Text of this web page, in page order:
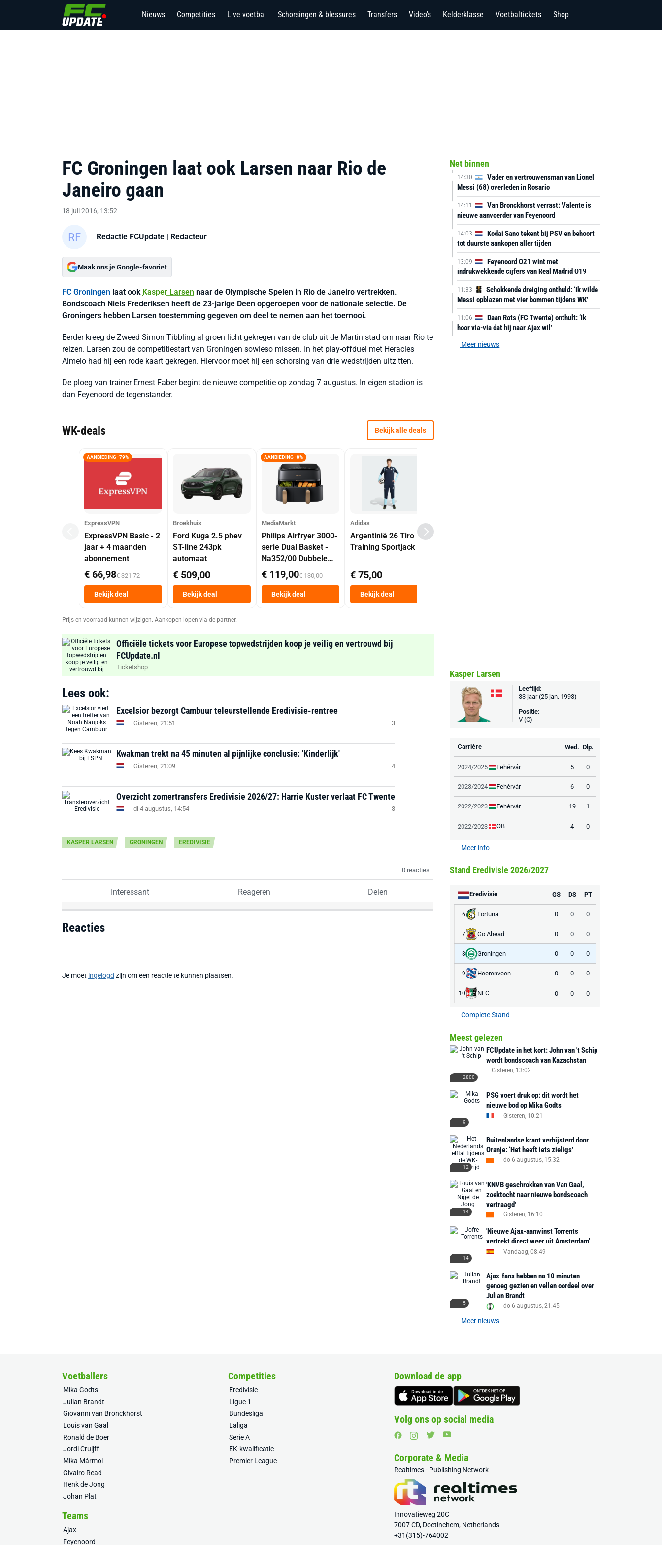
Nieuws Competities Live voetbal Schorsingen & blessures Transfers Video's Kelderklasse Voetbaltickets Shop
FC Groningen laat ook Larsen naar Rio de
Janeiro gaan
18 juli 2016, 13:52
Redactie FCUpdate | Redacteur
Maak ons je Google-favoriet
FC Groningen laat ook Kasper Larsen naar de Olympische Spelen in Rio de Janeiro vertrekken.
Bondscoach Niels Frederiksen heeft de 23-jarige Deen opgeroepen voor de nationale selectie. De
Groningers hebben Larsen toestemming gegeven om deel te nemen aan het toernooi.
Eerder kreeg de Zweed Simon Tibbling al groen licht gekregen van de club uit de Martinistad om naar Rio te
reizen. Larsen zou de competitiestart van Groningen sowieso missen. In het play-offduel met Heracles
Almelo had hij een rode kaart gekregen. Hiervoor moet hij een schorsing van drie wedstrijden uitzitten.
De ploeg van trainer Ernest Faber begint de nieuwe competitie op zondag 7 augustus. In eigen stadion is
dan Feyenoord de tegenstander.
WK-deals Bekijk alle deals
AANBIEDING -79%
ExpressVPN
ExpressVPN Basic - 2
jaar + 4 maanden
abonnement
€ 66,98€ 321,72
Bekijk deal
Broekhuis
Ford Kuga 2.5 phev
ST-line 243pk
automaat
€ 509,00
Bekijk deal
AANBIEDING -8%
MediaMarkt
Philips Airfryer 3000-
serie Dual Basket -
Na352/00 Dubbele
Mand 9 L Tot 6
Personen
Heteluchtfriteuse
Zwart
€ 119,00€ 130,00
Bekijk deal
Adidas
Argentinië 26 Tiro
Training Sportjack
€ 75,00
Bekijk deal
Prijs en voorraad kunnen wijzigen. Aankopen lopen via de partner.
Officiële tickets voor Europese topwedstrijden koop je veilig en vertrouwd bij
FCUpdate.nl
Ticketshop
Lees ook:
Excelsior bezorgt Cambuur teleurstellende Eredivisie-rentree
Gisteren, 21:51 3
Kwakman trekt na 45 minuten al pijnlijke conclusie: 'Kinderlijk'
Gisteren, 21:09 4
Overzicht zomertransfers Eredivisie 2026/27: Harrie Kuster verlaat FC Twente
di 4 augustus, 14:54 3
KASPER LARSEN GRONINGEN EREDIVISIE
0 reacties
Interessant Reageren Delen
Reacties
Je moet ingelogd zijn om een reactie te kunnen plaatsen.
Net binnen
14:30
Vader en vertrouwensman van Lionel
Messi (68) overleden in Rosario
14:11
Van Bronckhorst verrast: Valente is
nieuwe aanvoerder van Feyenoord
14:03
Kodai Sano tekent bij PSV en behoort
tot duurste aankopen aller tijden
13:09
Feyenoord O21 wint met
indrukwekkende cijfers van Real Madrid O19
11:33
Schokkende dreiging onthuld: ‘Ik wilde
Messi opblazen met vier bommen tijdens WK’
11:06
Daan Rots (FC Twente) onthult: ‘Ik
hoor via-via dat hij naar Ajax wil’
Meer nieuws
Kasper Larsen
Leeftijd:
33 jaar (25 jan. 1993)
Positie:
V (C)
Carrière Wed. Dlp.
2024/2025 Fehérvár 5 0
2023/2024 Fehérvár 6 0
2022/2023 Fehérvár 19 1
2022/2023 OB 4 0
Meer info
Stand Eredivisie 2026/2027
Eredivisie GS DS PT
6 Fortuna 0 0 0
7 Go Ahead 0 0 0
8 Groningen 0 0 0
9 Heerenveen 0 0 0
10 NEC 0 0 0
Complete Stand
Meest gelezen
2800
FCUpdate in het kort: John van 't Schip
wordt bondscoach van Kazachstan
Gisteren, 13:02
9
PSG voert druk op: dit wordt het
nieuwe bod op Mika Godts
Gisteren, 10:21
12
Buitenlandse krant verbijsterd door
Oranje: ‘Het heeft iets zieligs’
do 6 augustus, 15:32
14
'KNVB geschrokken van Van Gaal,
zoektocht naar nieuwe bondscoach
vertraagd'
Gisteren, 16:10
14
'Nieuwe Ajax-aanwinst Torrents
vertrekt direct weer uit Amsterdam'
Vandaag, 08:49
5
Ajax-fans hebben na 10 minuten
genoeg gezien en vellen oordeel over
Julian Brandt
do 6 augustus, 21:45
Meer nieuws
Voetballers
Mika Godts
Julian Brandt
Giovanni van Bronckhorst
Louis van Gaal
Ronald de Boer
Jordi Cruijff
Mika Mármol
Givairo Read
Henk de Jong
Johan Plat
Competities
Eredivisie
Ligue 1
Bundesliga
Laliga
Serie A
EK-kwalificatie
Premier League
Teams
Ajax
Feyenoord
Download de app
Volg ons op social media
Corporate & Media
Realtimes - Publishing Network
Innovatieweg 20C
7007 CD, Doetinchem, Netherlands
+31(315)-764002